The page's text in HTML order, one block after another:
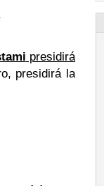
presidirá
presidirá la